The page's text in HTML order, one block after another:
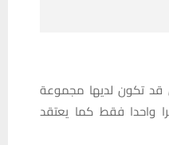
قد تكون لديها مجموعة
واحدا فقط كما يعتقد